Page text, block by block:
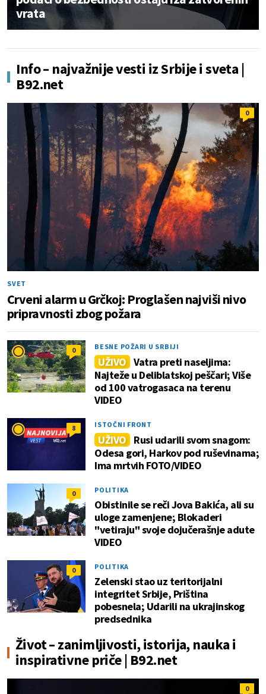
vrata
Info – najvažnije vesti iz Srbije i sveta |
B92.net
0
SVET
Crveni alarm u Grčkoj: Proglašen najviši nivo
pripravnosti zbog požara
0 BESNE POŽARI U SRBIJI
UŽIVO Vatra preti naseljima:
Najteže u Deliblatskoj peščari; Više
od 100 vatrogasaca na terenu
VIDEO
8 ISTOČNI FRONT
UŽIVO Rusi udarili svom snagom:
Odesa gori, Harkov pod ruševinama;
Ima mrtvih FOTO/VIDEO
0 POLITIKA
Obistinile se reči Jova Bakića, ali su
uloge zamenjene; Blokaderi
"vetiraju" svoje dojučerašnje adute
VIDEO
0 POLITIKA
Zelenski stao uz teritorijalni
integritet Srbije, Priština
pobesnela; Udarili na ukrajinskog
predsednika
Život – zanimljivosti, istorija, nauka i
inspirativne priče | B92.net
0